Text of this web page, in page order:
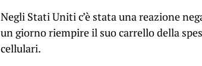
Negli Stati Uniti c’è stata una reazione
un giorno riempire il suo carrello della
cellulari.